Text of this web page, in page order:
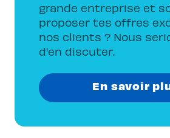
grande entreprise et
proposer tes offres
nos clients ? Nous
d'en discuter.
En savoir